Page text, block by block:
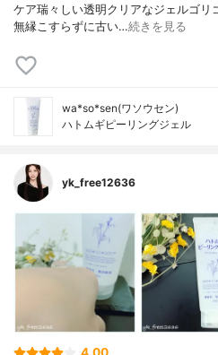
ケア瑞々しい透明クリアなジェルゴリ
無縁こすらずに古い…続きを見る
wa*so*sen(ワソウセン)
ハトムギピーリングジェル
yk_free12636